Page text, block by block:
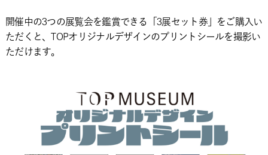
開催中の3つの展覧会を鑑賞できる「3展セット券」をご購入い
ただくと、TOPオリジナルデザインのプリントシールを撮影い
ただけます。